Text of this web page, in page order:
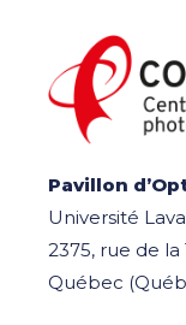
Pavillon
Université
2375, rue de la
Québec